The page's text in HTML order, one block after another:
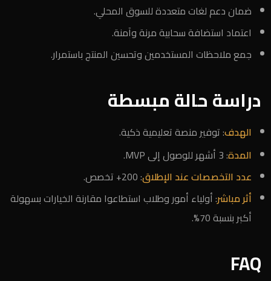
ضمان دعم لغات متعددة للسوق المحلي.
اعتماد استضافة سحابية مرنة وآمنة.
جمع ملاحظات المستخدمين وتحسين المنتج باستمرار.
دراسة حالة مبسطة
الهدف: توفير منصة تعليمية ذكية.
المدة: 3 أشهر للوصول إلى MVP.
عدد التخصصات عند الإطلاق: 200+ تخصص.
أثر مباشر: أولياء أمور وطلاب استطاعوا مقارنة الخيارات بسهولة
أكبر بنسبة 70%.
FAQ